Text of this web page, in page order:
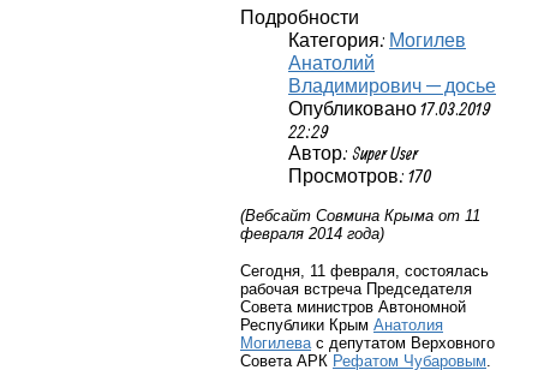
Подробности
Категория: Могилев
Анатолий
Владимирович — досье
Опубликовано 17.03.2019
22:29
Автор: Super User
Просмотров: 170
(Вебсайт Совмина Крыма от 11
февраля 2014 года)
Сегодня, 11 февраля, состоялась
рабочая встреча Председателя
Совета министров Автономной
Республики Крым Анатолия
Могилевас депутатом Верховного
Совета АРК Рефатом Чубаровым.